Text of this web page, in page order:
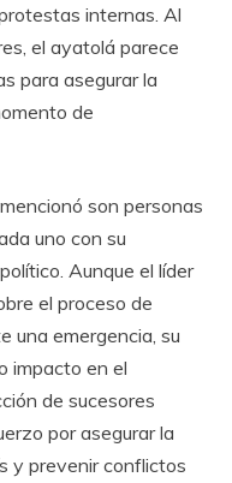
internas. Al
el ayatolá parece
para asegurar la
de
son personas
uno con su
Aunque el líder
el proceso de
una emergencia, su
impacto en el
de sucesores
por asegurar la
y prevenir conflictos